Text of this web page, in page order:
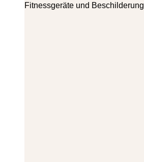
Fitnessgeräte und Beschilderung